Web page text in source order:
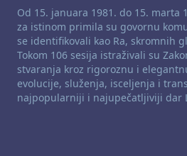
Odricanje od odgovornosti za
Od 15. januara 1981. do 15. marta
za istinom primila su govornu
se identifikovali kao Ra, skromnih
Tokom 106 sesija istraživali su
stvaranja kroz rigoroznu i
evolucije, služenja, isceljenja i
najpopularniji i najupečatljiviji dar